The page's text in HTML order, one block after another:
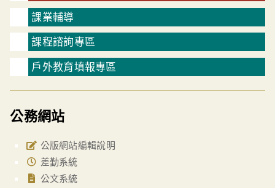
課業輔導
課程諮詢專區
戶外教育填報專區
公務網站
公版網站編輯說明
差勤系統
公文系統